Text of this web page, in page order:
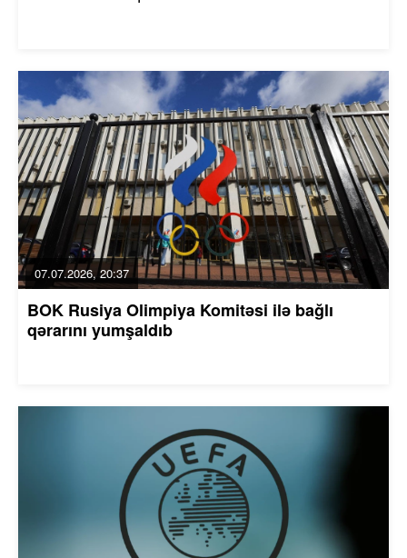
07.07.2026, 20:37
BOK Rusiya Olimpiya Komitəsi ilə bağlı
qərarını yumşaldıb